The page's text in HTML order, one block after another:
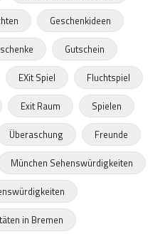
Geschenkideen
Gutschein
EXit Spiel
Fluchtspiel
Exit Raum
Spielen
Überaschung
Freunde
München Sehenswürdigkeiten
in Bremen